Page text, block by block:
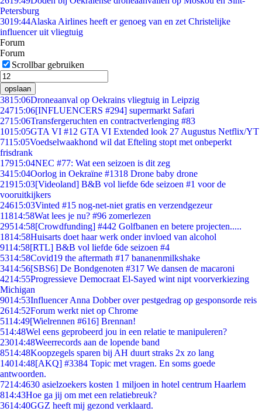
Petersburg
3019:44Alaska Airlines heeft er genoeg van en zet Christelijke
influencer uit vliegtuig
Forum
Forum
Scrollbar gebruiken
opslaan
3815:06Droneaanval op Oekrains vliegtuig in Leipzig
24715:06[INFLUENCERS #294] supermarkt Safari
2715:06Transfergeruchten en contractverlenging #83
1015:05GTA VI #12 GTA VI Extended look 27 Augustus Netflix/YT
7115:05Voedselwaakhond wil dat Efteling stopt met onbeperkt
frisdrank
17915:04NEC #77: Wat een seizoen is dit zeg
3415:04Oorlog in Oekraïne #1318 Drone baby drone
21915:03[Videoland] B&B vol liefde 6de seizoen #1 voor de
vooruitkijkers
24615:03Vinted #15 nog-net-niet gratis en verzendgezeur
11814:58Wat lees je nu? #96 zomerlezen
29514:58[Crowdfunding] #442 Golfbanen en betere projecten.....
1814:58Huisarts doet haar werk onder invloed van alcohol
9114:58[RTL] B&B vol liefde 6de seizoen #4
5314:58Covid19 the aftermath #17 bananenmilkshake
3414:56[SBS6] De Bondgenoten #317 We dansen de macaroni
4214:55Progressieve Democraat El-Sayed wint nipt voorverkiezing
Michigan
9014:53Influencer Anna Dobber over pestgedrag op gesponsorde reis
2614:52Forum werkt niet op Chrome
5114:49[Wielrennen #616] Brennan!
514:48Wel eens geprobeerd jou in een relatie te manipuleren?
23014:48Weerrecords aan de lopende band
8514:48Koopzegels sparen bij AH duurt straks 2x zo lang
14014:48[AKQ] #3384 Topic met vragen. En soms goede
antwoorden.
7214:4630 asielzoekers kosten 1 miljoen in hotel centrum Haarlem
814:43Hoe ga jij om met een relatiebreuk?
3614:40GGZ heeft mij gezond verklaard.